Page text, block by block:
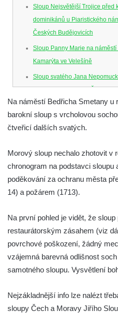
Sloup Nejsvětější Trojice před
dominikánů u Piaristického
Českých Budějovicích
Sloup Panny Marie na náměstí
Kamarýta ve Velešíně
Sloup svatého Jana
Sloup Nejsvětější Trojice v
Sloup se sochou Bolestného
Homo) na zahradě zámku
Sloup Nejsvětější Trojice na
Republiky v Duchcově
Sloup Panny Marie u kostela
svatého Kříže ve Frýdlantu
Sloup Nejsvětější Trojice v
Pěnčína
benediktýnů v Polici nad Metují
Sloup Panny Marie Bolestné v
Na náměstí Bedřicha Smetany
barokní sloup s vrcholovou
čtveřicí dalších svatých.
Morový sloup nechalo zhotovit v
chronogram na podstavci sloupu
poděkování za ochranu města
14) a požárem (1713).
Na první pohled je vidět, že
restaurátorským zásahem (viz
povrchové poškození, žádný
vzájemná barevná odlišnost
samotného sloupu. Vysvětlení
Nejzákladnější info lze nalézt
sloupy Čech a Moravy Jiřího